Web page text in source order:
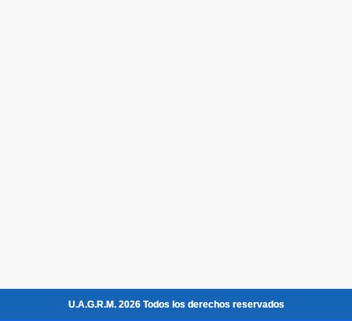
U.A.G.R.M. 2026 Todos los derechos reservados